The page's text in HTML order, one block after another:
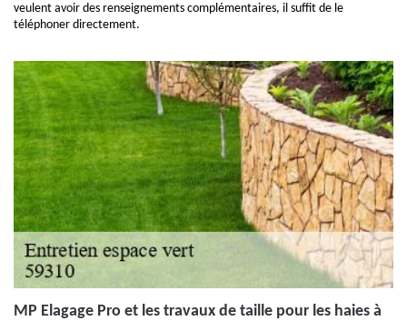
veulent avoir des renseignements complémentaires, il suffit de le
téléphoner directement.
MP Elagage Pro et les travaux de taille pour les haies à